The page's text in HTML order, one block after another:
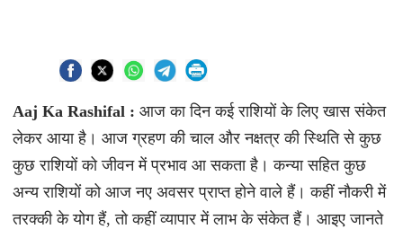
Aaj Ka Rashifal : आज का दिन कई राशियों के लिए खास संकेत
लेकर आया है। आज ग्रहण की चाल और नक्षत्र की स्थिति से कुछ
कुछ राशियों को जीवन में प्रभाव आ सकता है। कन्या सहित कुछ
अन्य राशियों को आज नए अवसर प्राप्त होने वाले हैं। कहीं नौकरी में
तरक्की के योग हैं, तो कहीं व्यापार में लाभ के संकेत हैं। आइए जानते